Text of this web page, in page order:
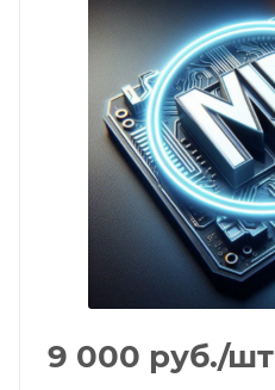
9 000 руб./шт